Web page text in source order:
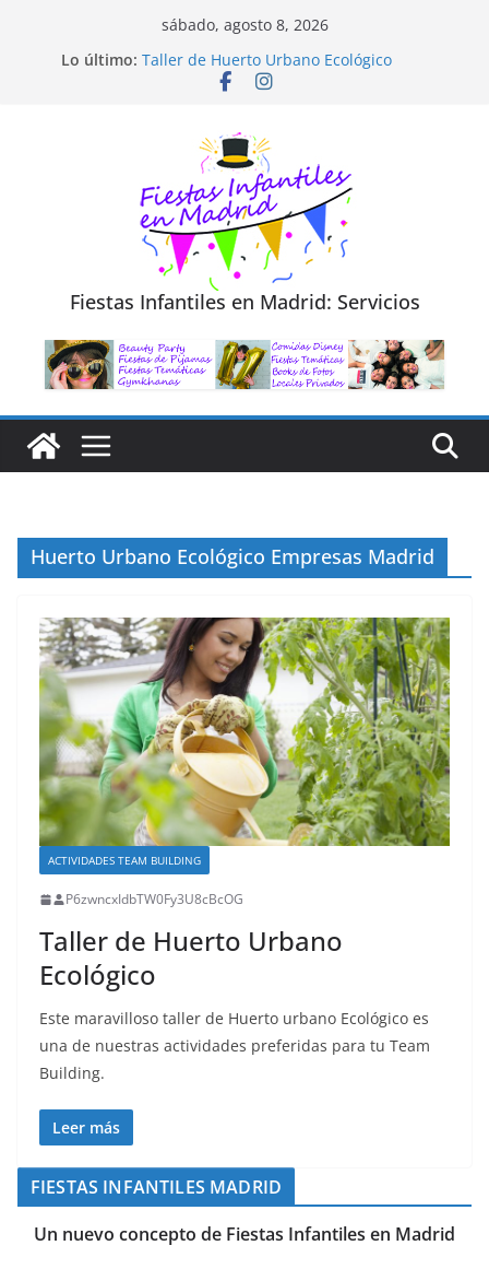
sábado, agosto 8, 2026
Lo último: Taller de Huerto Urbano Ecológico
TALLER FOTOGRAFÍA LA NATURALEZA
Trivial Virtual para niños
Fiestas Infantiles en Madrid: Servicios
Huerto Urbano Ecológico Empresas Madrid
ACTIVIDADES TEAM BUILDING
P6zwncxIdbTW0Fy3U8cBcOG
Taller de Huerto Urbano
Ecológico
Este maravilloso taller de Huerto urbano Ecológico es
una de nuestras actividades preferidas para tu Team
Building.
Leer más
FIESTAS INFANTILES MADRID
Un nuevo concepto de Fiestas Infantiles en Madrid